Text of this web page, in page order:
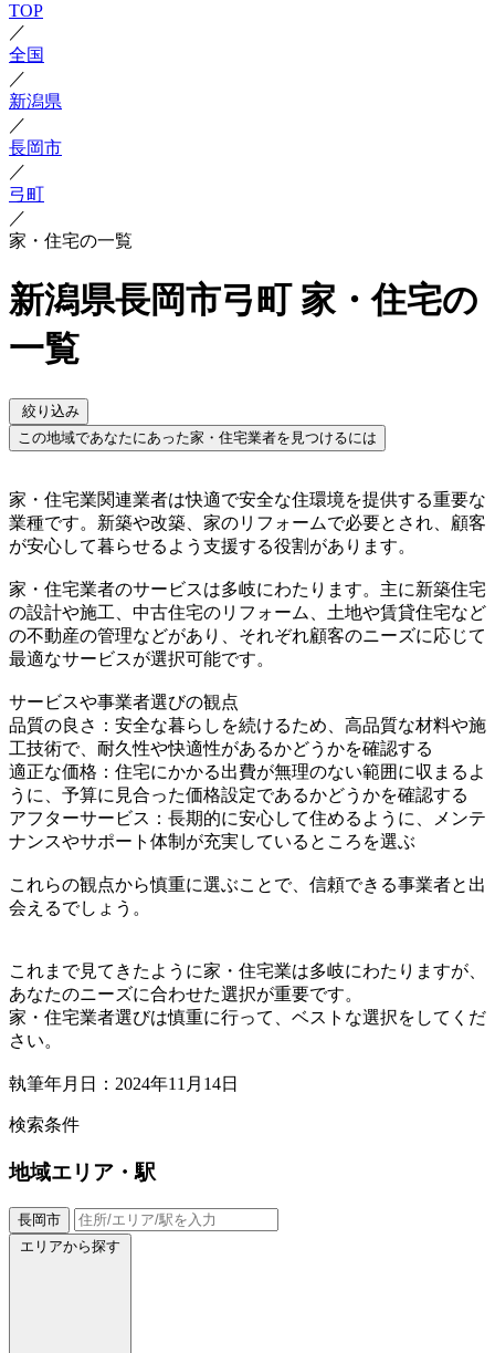
TOP
／
全国
／
新潟県
／
長岡市
／
弓町
／
家・住宅の一覧
新潟県長岡市弓町 家・住宅の
一覧
絞り込み
この地域であなたにあった家・住宅業者を見つけるには
家・住宅業関連業者は快適で安全な住環境を提供する重要な
業種です。新築や改築、家のリフォームで必要とされ、顧客
が安心して暮らせるよう支援する役割があります。
家・住宅業者のサービスは多岐にわたります。主に新築住宅
の設計や施工、中古住宅のリフォーム、土地や賃貸住宅など
の不動産の管理などがあり、それぞれ顧客のニーズに応じて
最適なサービスが選択可能です。
サービスや事業者選びの観点
品質の良さ：安全な暮らしを続けるため、高品質な材料や施
工技術で、耐久性や快適性があるかどうかを確認する
適正な価格：住宅にかかる出費が無理のない範囲に収まるよ
うに、予算に見合った価格設定であるかどうかを確認する
アフターサービス：長期的に安心して住めるように、メンテ
ナンスやサポート体制が充実しているところを選ぶ
これらの観点から慎重に選ぶことで、信頼できる事業者と出
会えるでしょう。
これまで見てきたように家・住宅業は多岐にわたりますが、
あなたのニーズに合わせた選択が重要です。
家・住宅業者選びは慎重に行って、ベストな選択をしてくだ
さい。
執筆年月日：2024年11月14日
検索条件
地域エリア・駅
長岡市
エリアから探す